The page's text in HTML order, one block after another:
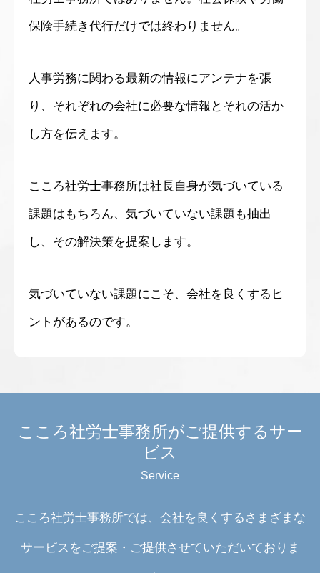
保険手続き代行だけでは終わりません。
人事労務に関わる最新の情報にアンテナを張
り、それぞれの会社に必要な情報とそれの活か
し方を伝えます。
こころ社労士事務所は社長自身が気づいている
課題はもちろん、気づいていない課題も抽出
し、その解決策を提案します。
気づいていない課題にこそ、会社を良くするヒ
ントがあるのです。
こころ社労士事務所がご提供するサー
ビス
Service
こころ社労士事務所では、会社を良くするさまざまな
サービスをご提案・ご提供させていただいておりま
社員紹介
お客様の声
給与計算
未来創造就業規則｜こころオリジナル就業規則